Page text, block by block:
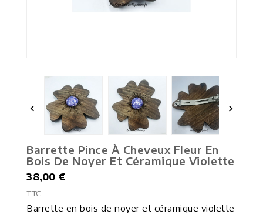
 
Barrette Pince À Cheveux Fleur En
Bois De Noyer Et Céramique Violette
38,00 €
TTC
Barrette en bois de noyer et céramique violette